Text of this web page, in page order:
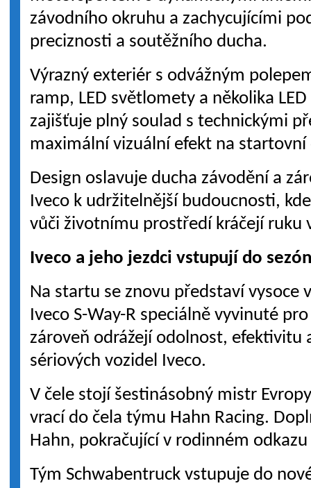
závodního okruhu a zachycujícími
preciznosti a soutěžního ducha.
Výrazný exteriér s odvážným
ramp, LED světlomety a několika
zajišťuje plný soulad s technickými
maximální vizuální efekt na startovní
Design oslavuje ducha závodění a
Iveco k udržitelnější budoucnosti,
vůči životnímu prostředí kráčejí ruku
Iveco a jeho jezdci vstupují do
Na startu se znovu představí vysoce
Iveco S-Way-R speciálně vyvinuté
zároveň odrážejí odolnost, efektivitu
sériových vozidel Iveco.
V čele stojí šestinásobný mistr
vrací do čela týmu Hahn Racing.
Hahn, pokračující v rodinném
Tým Schwabentruck vstupuje do